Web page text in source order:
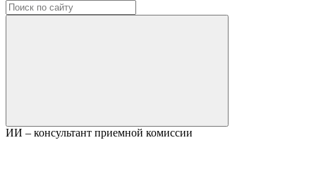
ИИ – консультант приемной комиссии